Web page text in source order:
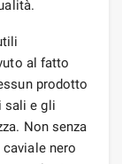
al fatto
prodotto
sali e gli
Non senza
nero